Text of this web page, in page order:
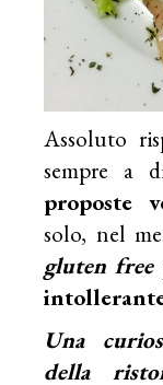
Assoluto
sempre a
proposte
solo, nel
gluten free
Una
della